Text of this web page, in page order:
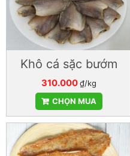
Khô cá sặc bướm
310.000 ₫/kg
CHỌN MUA